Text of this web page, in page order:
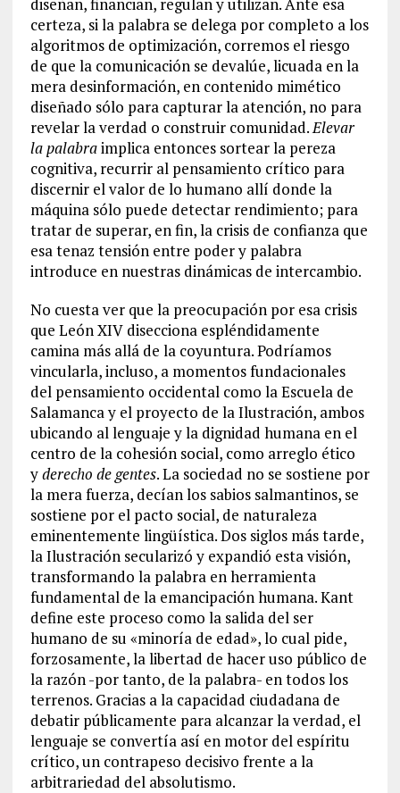
certeza, si la palabra se delega por completo a los
algoritmos de optimización, corremos el riesgo
de que la comunicación se devalúe, licuada en la
mera desinformación, en contenido mimético
diseñado sólo para capturar la atención, no para
revelar la verdad o construir comunidad.Elevar
la palabraimplica entonces sortear la pereza
cognitiva, recurrir al pensamiento crítico para
discernir el valor de lo humano allí donde la
máquina sólo puede detectar rendimiento; para
tratar de superar, en fin, la crisis de confianza que
esa tenaz tensión entre poder y palabra
introduce en nuestras dinámicas de intercambio.
No cuesta ver que la preocupación por esa crisis
que León XIV disecciona espléndidamente
camina más allá de la coyuntura. Podríamos
vincularla, incluso, a momentos fundacionales
del pensamiento occidental como la Escuela de
Salamanca y el proyecto de la Ilustración, ambos
ubicando al lenguaje y la dignidad humana en el
centro de la cohesión social, como arreglo ético
yderecho de gentes. La sociedad no se sostiene por
la mera fuerza, decían los sabios salmantinos, se
sostiene por el pacto social, de naturaleza
eminentemente lingüística. Dos siglos más tarde,
la Ilustración secularizó y expandió esta visión,
transformando la palabra en herramienta
fundamental de la emancipación humana. Kant
define este proceso como la salida del ser
humano de su «minoría de edad», lo cual pide,
forzosamente, la libertad de hacer uso público de
la razón -por tanto, de la palabra- en todos los
terrenos. Gracias a la capacidad ciudadana de
debatir públicamente para alcanzar la verdad, el
lenguaje se convertía así en motor del espíritu
crítico, un contrapeso decisivo frente a la
arbitrariedad del absolutismo.